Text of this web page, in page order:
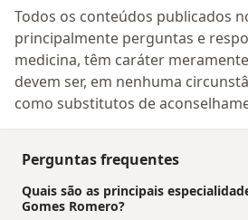
Todos os conteúdos publicados
principalmente perguntas e
medicina, têm caráter
devem ser, em nenhuma
como substitutos de
Perguntas frequentes
Quais são as principais
Gomes Romero?